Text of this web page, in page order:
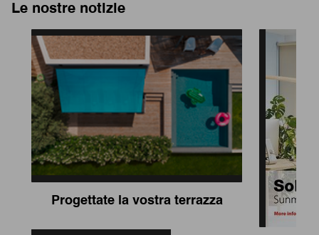
Le nostre notizie
Progettate la vostra terrazza